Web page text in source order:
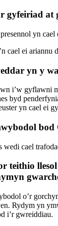
gyfeiriad at
yn
cael ei
yn y
i’w gyflawni
byd
yn cael ei
wedi cael
teithio
o’r
Rydym yn
i’r gwreiddiau.